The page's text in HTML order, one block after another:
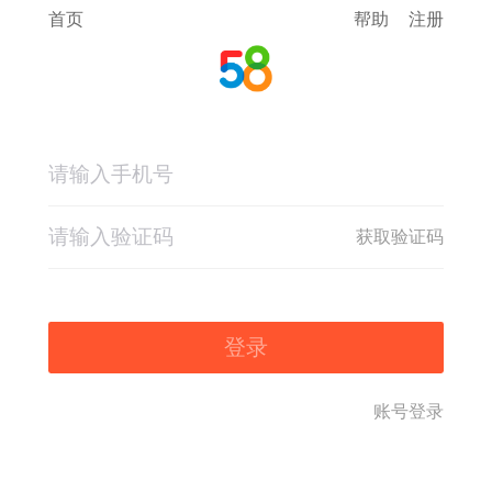
首页 帮助 注册
获取验证码
登录
账号登录